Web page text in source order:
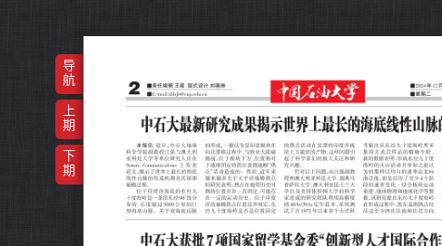
导
航
上
期
下
期